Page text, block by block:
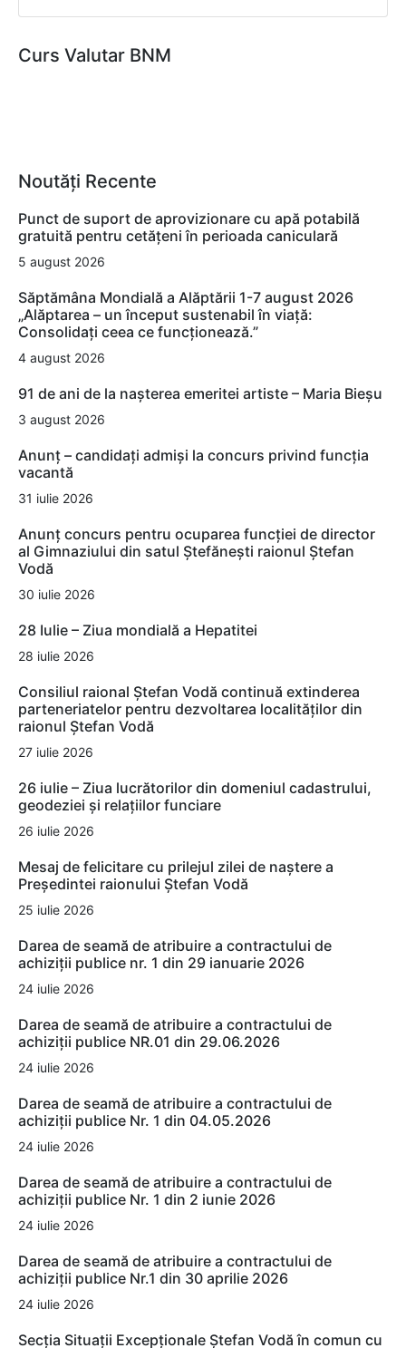
Curs Valutar BNM
Noutăți Recente
Punct de suport de aprovizionare cu apă potabilă
gratuită pentru cetățeni în perioada caniculară
5 august 2026
Săptămâna Mondială a Alăptării 1-7 august 2026
„Alăptarea – un început sustenabil în viață:
Consolidați ceea ce funcționează.”
4 august 2026
91 de ani de la nașterea emeritei artiste – Maria Bieșu
3 august 2026
Anunț – candidați admiși la concurs privind funcția
vacantă
31 iulie 2026
Anunț concurs pentru ocuparea funcției de director
al Gimnaziului din satul Ștefănești raionul Ștefan
Vodă
30 iulie 2026
28 Iulie – Ziua mondială a Hepatitei
28 iulie 2026
Consiliul raional Ștefan Vodă continuă extinderea
parteneriatelor pentru dezvoltarea localităților din
raionul Ștefan Vodă
27 iulie 2026
26 iulie – Ziua lucrătorilor din domeniul cadastrului,
geodeziei și relațiilor funciare
26 iulie 2026
Mesaj de felicitare cu prilejul zilei de naștere a
Președintei raionului Ștefan Vodă
25 iulie 2026
Darea de seamă de atribuire a contractului de
achiziții publice nr. 1 din 29 ianuarie 2026
24 iulie 2026
Darea de seamă de atribuire a contractului de
achiziții publice NR.01 din 29.06.2026
24 iulie 2026
Darea de seamă de atribuire a contractului de
achiziții publice Nr. 1 din 04.05.2026
24 iulie 2026
Darea de seamă de atribuire a contractului de
achiziții publice Nr. 1 din 2 iunie 2026
24 iulie 2026
Darea de seamă de atribuire a contractului de
achiziții publice Nr.1 din 30 aprilie 2026
24 iulie 2026
Secția Situații Excepționale Ștefan Vodă în comun cu